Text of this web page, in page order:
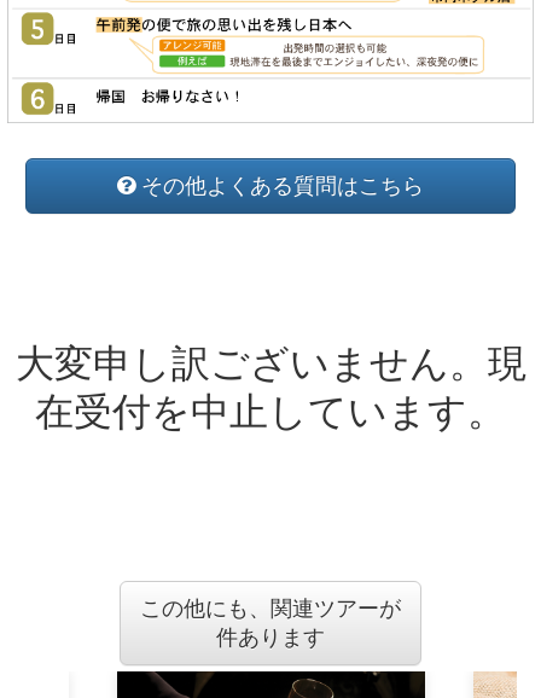
その他よくある質問はこちら
大変申し訳ございません。現
在受付を中止しています。
この他にも、関連ツアーが
件あります